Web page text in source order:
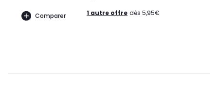
Comparer 1 autre offre dès 5,95€